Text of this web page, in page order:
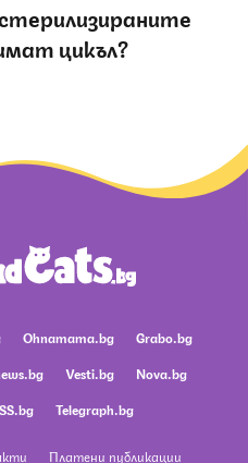
цикъл?
Ohnamama.bg
Grabo.bg
Vesti.bg
Nova.bg
Telegraph.bg
Платени публикации